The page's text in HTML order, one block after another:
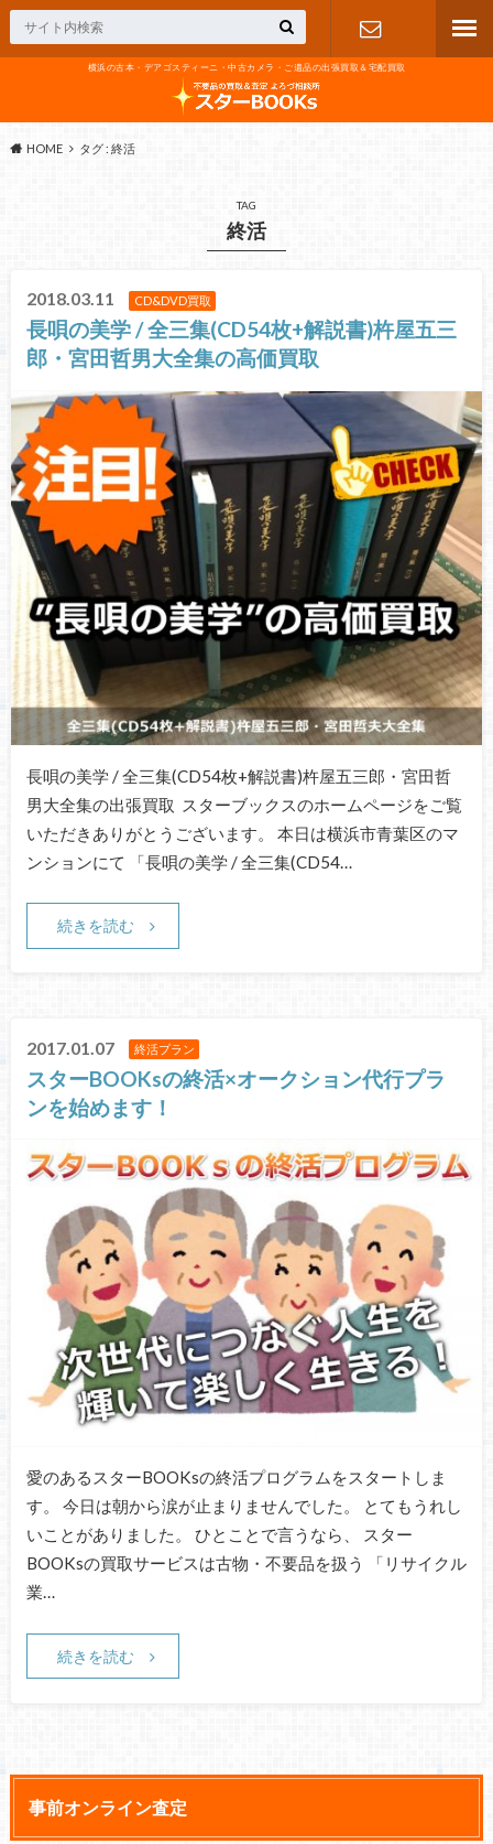
横浜の古本・デアゴスティーニ・中古カメラ・ご遺品の出張買取＆宅配買取
HOME タグ : 終活
TAG
終活
2018.03.11 CD&DVD買取
長唄の美学 / 全三集(CD54枚+解説書)杵屋五三
郎・宮田哲男大全集の高価買取
長唄の美学 / 全三集(CD54枚+解説書)杵屋五三郎・宮田哲
男大全集の出張買取 スターブックスのホームページをご覧
いただきありがとうございます。 本日は横浜市青葉区のマ
ンションにて 「長唄の美学 / 全三集(CD54…
続きを読む
2017.01.07 終活プラン
スターBOOKsの終活×オークション代行プラ
ンを始めます！
愛のあるスターBOOKsの終活プログラムをスタートしま
す。 今日は朝から涙が止まりませんでした。 とてもうれし
いことがありました。 ひとことで言うなら、 スター
BOOKsの買取サービスは古物・不要品を扱う 「リサイクル
業…
続きを読む
事前オンライン査定